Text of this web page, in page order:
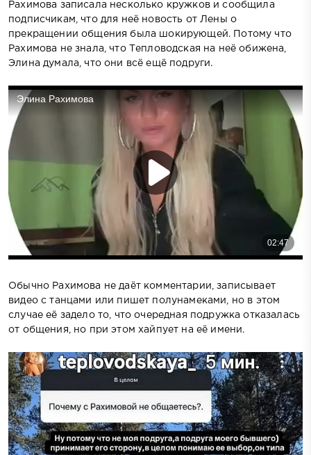
Рахимова записала несколько кружков и сообщила
подписчикам, что для неё новость от Лены о
прекращении общения была шокирующей. Потому что
Рахимова не знала, что Тепловодская на неё обижена,
Элина думала, что они всё ещё подруги.
Обычно Рахимова не даёт комментарии, записывает
видео с танцами или пишет полунамеками, но в этом
случае её задело то, что очередная подружка отказалась
от общения, но при этом хайпует на её имени.